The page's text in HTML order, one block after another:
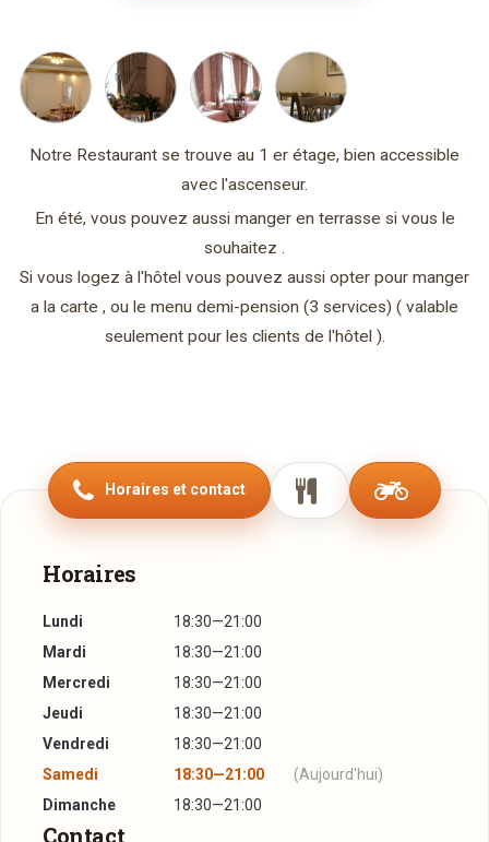
Notre Restaurant se trouve au 1 er étage, bien accessible
avec l'ascenseur.
En été, vous pouvez aussi manger en terrasse si vous le
souhaitez .
Si vous logez à l'hôtel vous pouvez aussi opter pour manger
a la carte , ou le menu demi-pension (3 services) ( valable
seulement pour les clients de l'hôtel ).
Horaires et contact
Horaires
Lundi
18:30—21:00
Mardi
18:30—21:00
Mercredi
18:30—21:00
Jeudi
18:30—21:00
Vendredi
18:30—21:00
Samedi
18:30—21:00
(Aujourd'hui)
Dimanche
18:30—21:00
Contact